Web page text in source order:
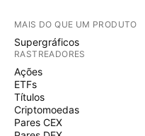
MAIS DO QUE UM PRODUTO
Supergráficos
RASTREADORES
Ações
ETFs
Títulos
Criptomoedas
Pares CEX